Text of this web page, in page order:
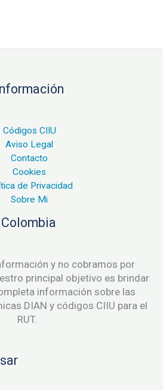
Códigos CIIU
Aviso Legal
Contacto
Cookies
de Privacidad
Sobre Mi
y no cobramos por
principal objetivo es brindar
información sobre las
DIAN y códigos CIIU para el
RUT.